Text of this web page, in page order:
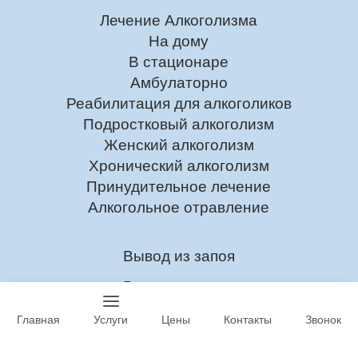
Лечение Алкоголизма
На дому
В стационаре
Амбулаторно
Реабилитация для алкоголиков
Подростковый алкоголизм
Женский алкоголизм
Хронический алкоголизм
Принудительное лечение
Алкогольное отравление
Вывод из запоя
Вывод из запоя
В стационаре
Главная Услуги Цены Контакты Звонок